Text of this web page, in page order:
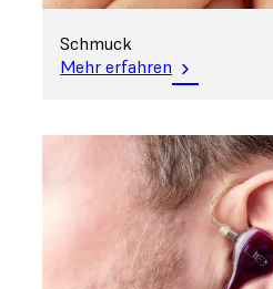
Schmuck
Mehr erfahren